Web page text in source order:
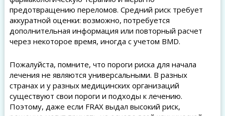
предотвращению переломов. Средний риск требует
аккуратной оценки: возможно, потребуется
дополнительная информация или повторный расчет
через некоторое время, иногда с учетом BMD.
Пожалуйста, помните, что пороги риска для начала
лечения не являются универсальными. В разных
странах и у разных медицинских организаций
существуют свои пороги и подходы к лечению.
Поэтому, даже если FRAX выдал высокий риск,